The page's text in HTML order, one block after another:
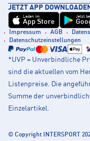
JETZT APP
Laden im
App Store
Jetzt
Impressum AGB
Datenschutzeinstellungen
*UVP = Unverbindliche
sind die aktuellen vom
Listenpreise. Die
Summe der
Einzelartikel.
© Copyright INTERSPORT